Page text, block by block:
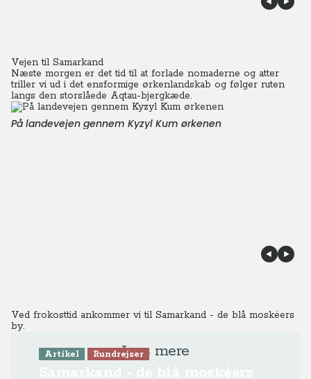
Vejen til Samarkand
Næste morgen er det tid til at forlade nomaderne og atter
triller vi ud i det ensformige ørkenlandskab og følger ruten
langs den storslåede Aqtau-bjergkæde.
På landevejen gennem Kyzyl Kum ørkenen
Ved frokosttid ankommer vi til Samarkand - de blå moskéers
by.
Læs mere
Artikel Rundrejser